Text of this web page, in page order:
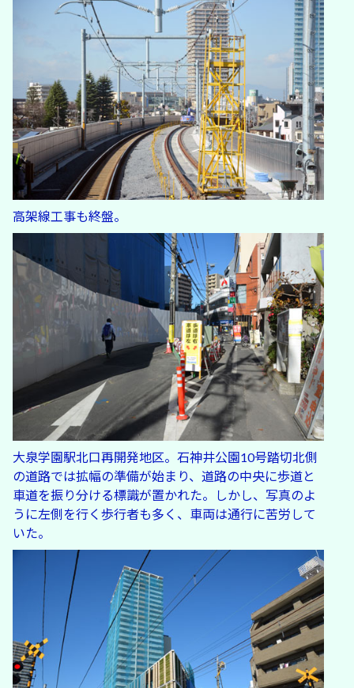
高架線工事も終盤。
大泉学園駅北口再開発地区。石神井公園10号踏切北側
の道路では拡幅の準備が始まり、道路の中央に歩道と
車道を振り分ける標識が置かれた。しかし、写真のよ
うに左側を行く歩行者も多く、車両は通行に苦労して
いた。